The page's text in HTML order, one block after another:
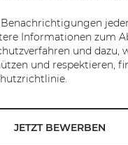
Informationen zum
und dazu,
und respektieren,
JETZT BEWERBEN